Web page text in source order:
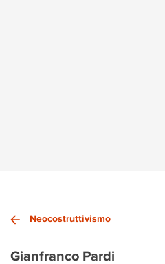
Neocostruttivismo
Gianfranco Pardi